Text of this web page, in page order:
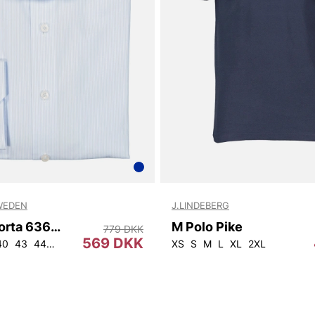
Oscar Skjorta 6362 Slim
43 44 45 46569 DKK
779 DKK
J.LINDEBERG
M Polo Pike
XS S M L XL 2XL